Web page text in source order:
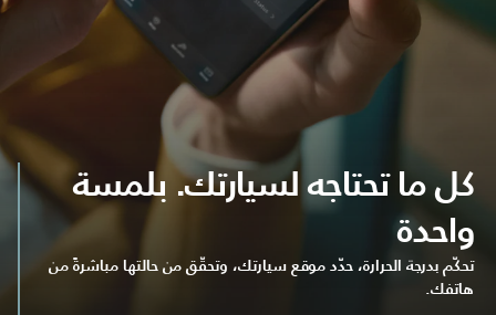
كل ما تحتاجه لسيارتك. بلمسة
واحدة
تحكّم بدرجة الحرارة، حدّد موقع سيارتك، وتحقّق من حالتها مباشرةً من
هاتفك.